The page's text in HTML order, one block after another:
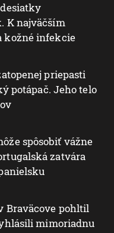
K najväčším
kožné infekcie
priepasti
potápač. Jeho telo
spôsobiť vážne
zatvára
Braväcove pohltil
mimoriadnu